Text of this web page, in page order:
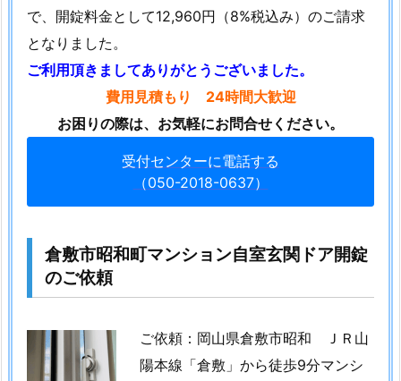
3.
敷
ラ
ブ
ル
で、開錠料金として12,960円（8%税込み）のご請求
となりました。
ご利用頂きましてありがとうございました。
費用見積もり 24時間大歓迎
お困りの際は、お気軽にお問合せください。
受付センターに電話する
（050-2018-0637）
倉敷市昭和町マンション自室玄関ドア開錠
のご依頼
ご依頼：岡山県倉敷市昭和 ＪＲ山
陽本線「倉敷」から徒歩9分マンシ